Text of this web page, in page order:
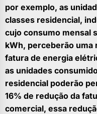
por exemplo, as
classes residencial,
cujo consumo mensal
kWh, perceberão uma
fatura de energia
as unidades
residencial poderão
16% de redução da
comercial, essa